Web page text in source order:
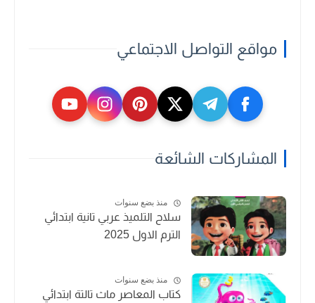
مواقع التواصل الاجتماعي
المشاركات الشائعة
منذ بضع سنوات
سلاح التلميذ عربي تانية ابتدائي
الترم الاول 2025
منذ بضع سنوات
كتاب المعاصر ماث تالتة ابتدائي